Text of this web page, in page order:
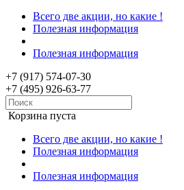
Всего две акции, но какие !
Полезная информация
Полезная информация
+7 (917) 574-07-30
+7 (495) 926-63-77
Корзина пуста
Всего две акции, но какие !
Полезная информация
Полезная информация